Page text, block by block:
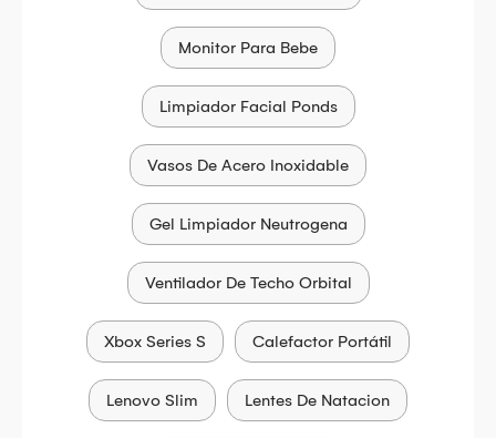
Monitor Para Bebe
Limpiador Facial Ponds
Vasos De Acero Inoxidable
Gel Limpiador Neutrogena
Ventilador De Techo Orbital
Xbox Series S Calefactor Portátil
Lenovo Slim Lentes De Natacion